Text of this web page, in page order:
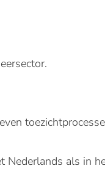
Nederlands als in